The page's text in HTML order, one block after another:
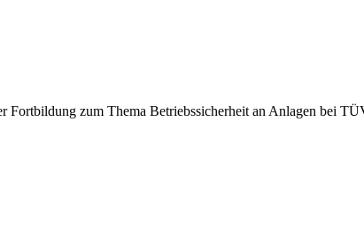
zum Thema Betriebssicherheit an Anlagen bei